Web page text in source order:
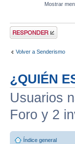
Mostrar
Publicar una
respuesta
Volver a Senderismo
¿QUIÉN
Usuarios
Foro y 2
Índice general